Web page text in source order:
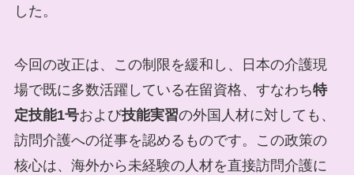
した。
今回の改正は、この制限を緩和し、日本の介護現
場で既に多数活躍している在留資格、すなわち特
定技能1号および技能実習の外国人材に対しても、
訪問介護への従事を認めるものです。この政策の
核心は、海外から未経験の人材を直接訪問介護に